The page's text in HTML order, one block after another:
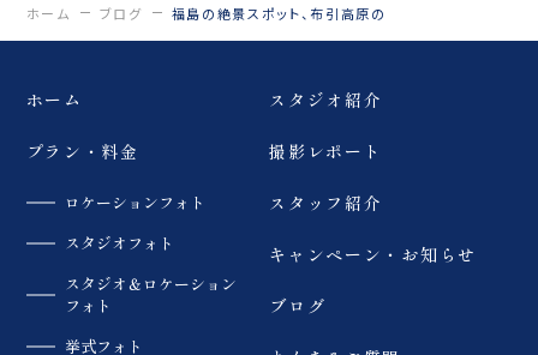
予約・ご見学、ご相談
……………………… #
袖ドレス #dressy花嫁
#プラコレ #カラードレ
ホーム ブログ 福島の絶景スポット、布引高原の
ホーム
プラン・料金
ロケーションフォト
スタジオフォト
スタジオ＆ロケーション
フォト
挙式フォト
スタジオ紹介
撮影レポート
スタッフ紹介
キャンペーン・お知らせ
ブログ